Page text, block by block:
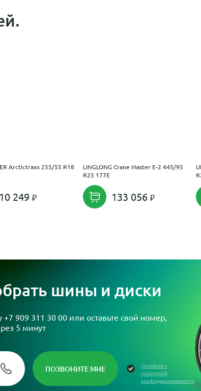
Arctictraxx 255/55 R18
10 249
LINGLONG Crane Master E-2 445/95
R25 177E
133 056
шины и диски
+7 909 311 30 00 или оставьте свой номер,
5 минут
Согласие с
политикой
конфиденциальности